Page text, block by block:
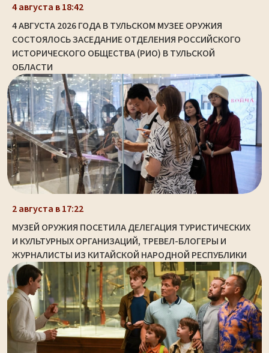
4 августа в 18:42
4 АВГУСТА 2026 ГОДА В ТУЛЬСКОМ МУЗЕЕ ОРУЖИЯ
СОСТОЯЛОСЬ ЗАСЕДАНИЕ ОТДЕЛЕНИЯ РОССИЙСКОГО
ИСТОРИЧЕСКОГО ОБЩЕСТВА (РИО) В ТУЛЬСКОЙ
ОБЛАСТИ
2 августа в 17:22
МУЗЕЙ ОРУЖИЯ ПОСЕТИЛА ДЕЛЕГАЦИЯ ТУРИСТИЧЕСКИХ
И КУЛЬТУРНЫХ ОРГАНИЗАЦИЙ, ТРЕВЕЛ-БЛОГЕРЫ И
ЖУРНАЛИСТЫ ИЗ КИТАЙСКОЙ НАРОДНОЙ РЕСПУБЛИКИ